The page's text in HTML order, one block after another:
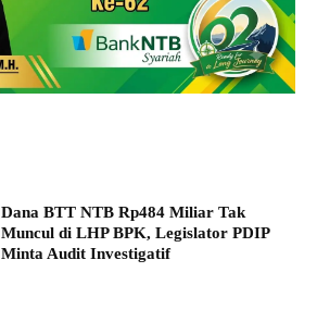
Dana BTT NTB Rp484 Miliar Tak
Muncul di LHP BPK, Legislator PDIP
Minta Audit Investigatif